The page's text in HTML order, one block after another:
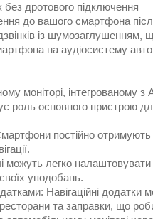
без дротового підключення
до вашого смартфона
із шумозаглушенням,
на аудіосистему
моніторі,
роль основного пристрою
постійно
можуть легко
уподобань.
Навігаційні
та заправки, що